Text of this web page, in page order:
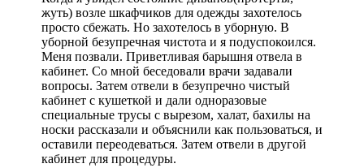
жуть) возле шкафчиков для одежды захотелось
просто сбежать. Но захотелось в уборную. В
уборной безупречная чистота и я подуспокоился.
Меня позвали. Приветливая барышня отвела в
кабинет. Со мной беседовали врачи задавали
вопросы. Затем отвели в безупречно чистый
кабинет с кушеткой и дали одноразовые
специальные трусы с вырезом, халат, бахилы на
носки рассказали и объяснили как пользоваться, и
оставили переодеваться. Затем отвели в другой
кабинет для процедуры.